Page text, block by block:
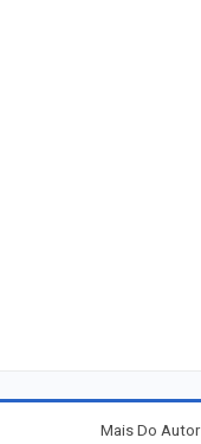
Mais Do Autor